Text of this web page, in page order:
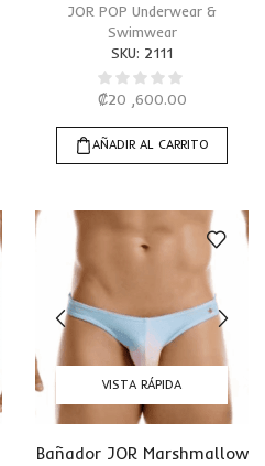
JOR POP Underwear &
Swimwear
SKU: 2111
₡20 ,600.00
AÑADIR AL CARRITO
VISTA RÁPIDA
Bañador JOR Marshmallow